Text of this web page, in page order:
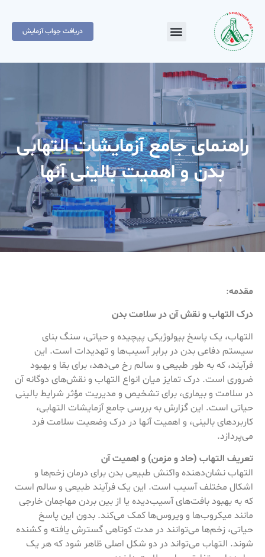
دریافت جواب آزمایش
راهنمای جامع آزمایشات التهابی
بدن و اهمیت بالینی آنها
مقدمه:
درک التهاب و نقش آن در سلامت بدن
التهاب، یک پاسخ بیولوژیکی پیچیده و حیاتی، سنگ بنای
سیستم دفاعی بدن در برابر آسیب‌ها و تهدیدات است. این
فرآیند، که به طور طبیعی و سالم رخ می‌دهد، برای بقا و بهبود
ضروری است. درک تمایز میان انواع التهاب و نقش‌های دوگانه آن
در سلامت و بیماری، برای تشخیص و مدیریت مؤثر شرایط بالینی
حیاتی است. این گزارش به بررسی جامع آزمایشات التهابی،
کاربردهای بالینی، و اهمیت آنها در درک وضعیت سلامت فرد
می‌پردازد.
تعریف التهاب (حاد و مزمن) و اهمیت آن
التهاب نشان‌دهنده واکنش طبیعی بدن برای درمان زخم‌ها و
اشکال مختلف آسیب است. این یک فرآیند طبیعی و سالم است
که به بهبود بافت‌های آسیب‌دیده یا از بین بردن مهاجمان خارجی
مانند میکروب‌ها و ویروس‌ها کمک می‌کند. بدون این پاسخ
حیاتی، زخم‌ها می‌توانند در مدت کوتاهی گسترش یافته و کشنده
شوند. التهاب می‌تواند در دو شکل اصلی ظاهر شود که هر یک